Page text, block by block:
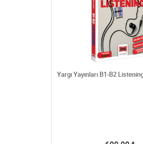
Yargı Yayınları B1-B2